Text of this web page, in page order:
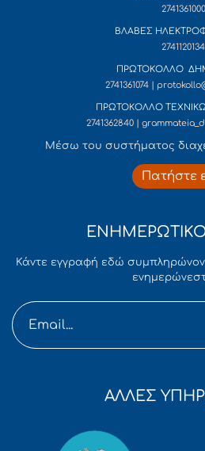
2741361000
ΒΛΑΒΕΣ
2741120134
ΠΡΩΤΟΚΟΛΛΟ
2741361074 |
ΠΡΩΤΟΚΟΛΛΟ
2741362840 |
Mέσω του συστήματος
Πατήστε
Κάντε εγγραφή εδώ
ΑΛΛΕΣ